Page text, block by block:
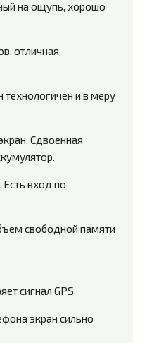
на ощупь, хорошо
отличная
технологичен и в меру
Сдвоенная
Есть вход по
свободной памяти
сигнал GPS
экран сильно